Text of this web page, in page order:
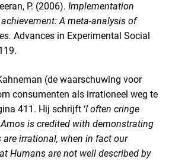
P. (2006). Implementation
A meta-analysis of
Advances in Experimental Social
(de waarschuwing voor
consumenten als irrationeel weg te
411. Hij schrijft ‘I often cringe
is credited with demonstrating
irrational, when in fact our
Humans are not well described by